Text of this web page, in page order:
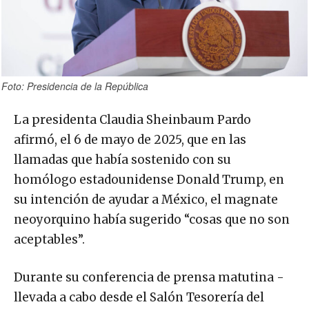
Foto: Presidencia de la República
La presidenta Claudia Sheinbaum Pardo
afirmó, el 6 de mayo de 2025, que en las
llamadas que había sostenido con su
homólogo estadounidense Donald Trump, en
su intención de ayudar a México, el magnate
neoyorquino había sugerido “cosas que no son
aceptables”.
Durante su conferencia de prensa matutina -
llevada a cabo desde el Salón Tesorería del